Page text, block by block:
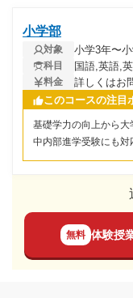
小学部
対象 小学3年〜
科目 国語,英語,
料金
詳しくはお
このコースの注目
基礎学力の向上から
中内部進学受験にも対
無料 体験授